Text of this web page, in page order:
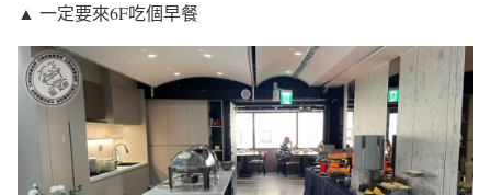
▲ 一定要來6F吃個早餐